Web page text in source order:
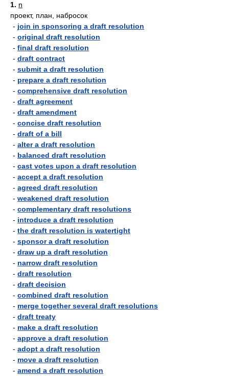
1. n
проект, план, набросок
- join in sponsoring a draft resolution
- original draft resolution
- final draft resolution
- draft contract
- submit a draft resolution
- prepare a draft resolution
- comprehensive draft resolution
- draft agreement
- draft amendment
- concise draft resolution
- draft of a bill
- alter a draft resolution
- balanced draft resolution
- cast votes upon a draft resolution
- accept a draft resolution
- agreed draft resolution
- weakened draft resolution
- complementary draft resolutions
- introduce a draft resolution
- the draft resolution is watertight
- sponsor a draft resolution
- draw up a draft resolution
- narrow draft resolution
- draft resolution
- draft decision
- combined draft resolution
- merge together several draft resolutions
- draft treaty
- make a draft resolution
- approve a draft resolution
- adopt a draft resolution
- move a draft resolution
- amend a draft resolution